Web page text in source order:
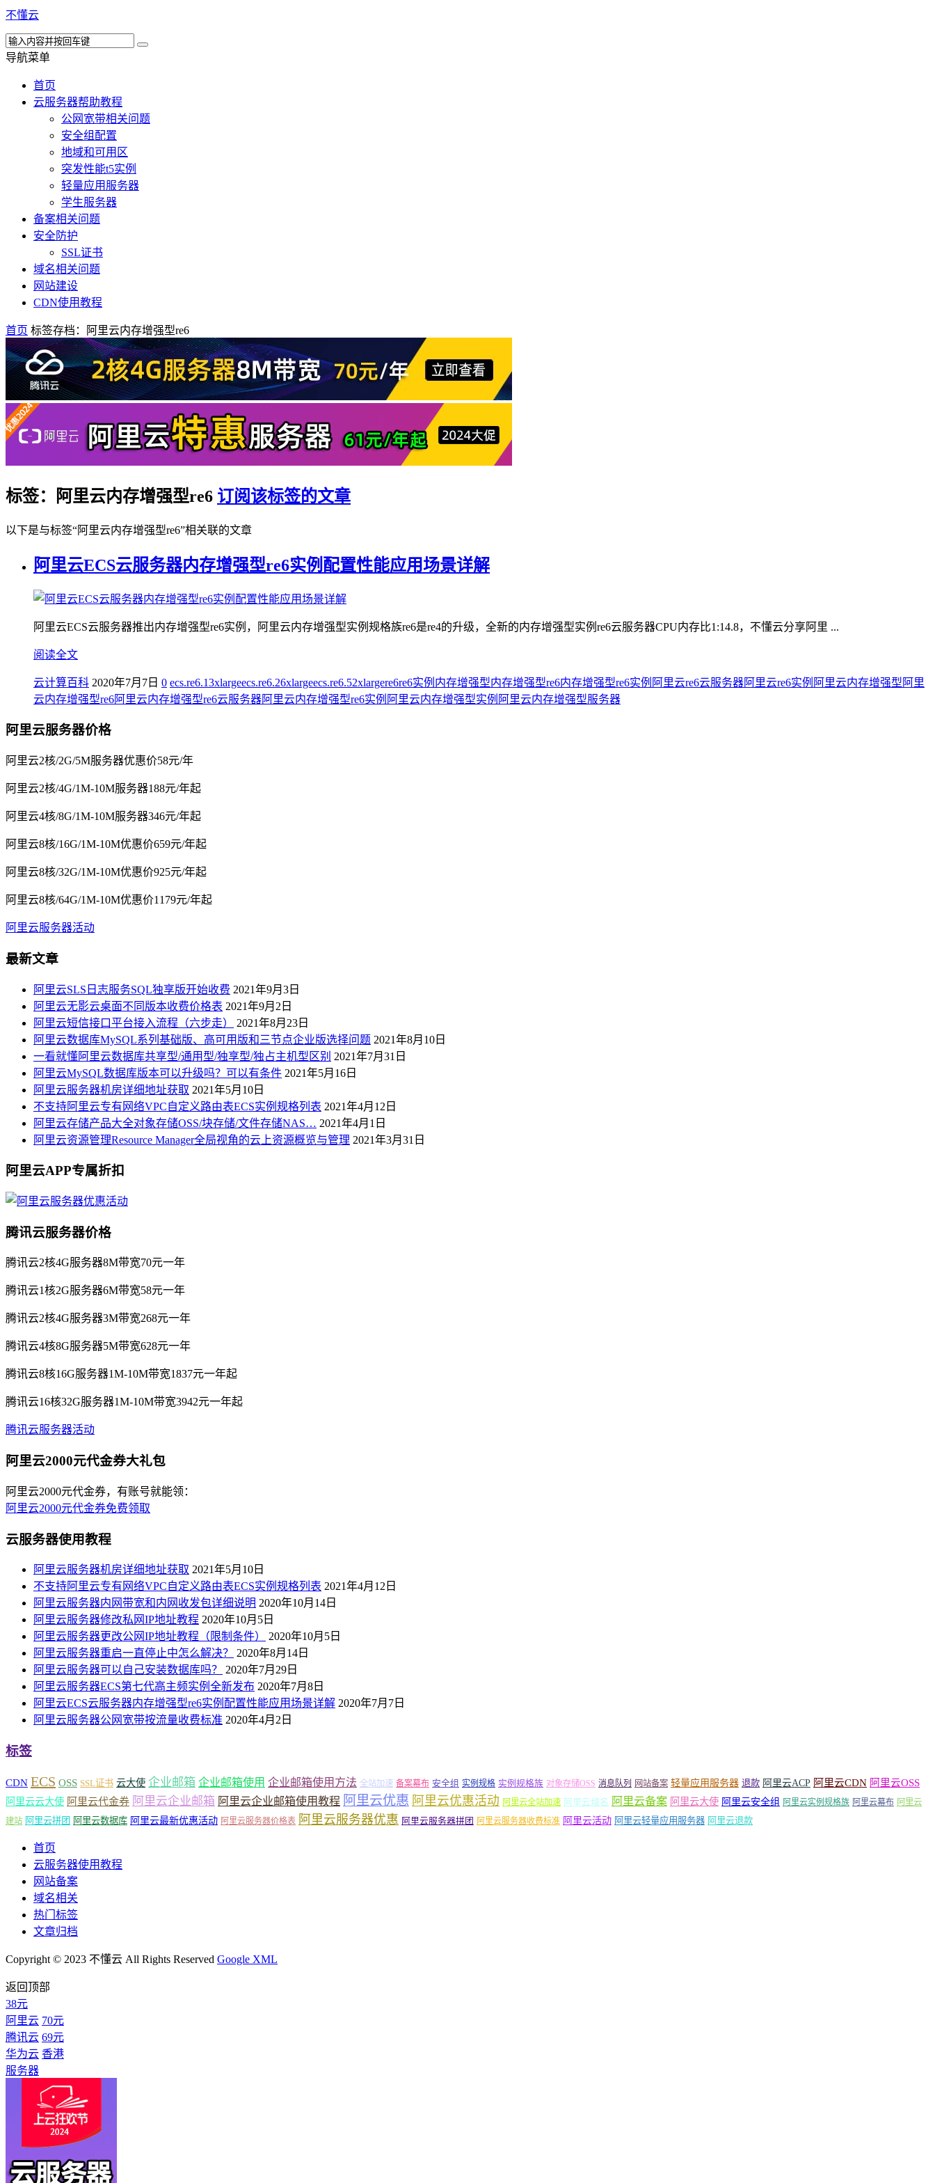
不懂云
导航菜单
首页
云服务器帮助教程
公网宽带相关问题
安全组配置
地域和可用区
突发性能t5实例
轻量应用服务器
学生服务器
备案相关问题
安全防护
SSL证书
域名相关问题
网站建设
CDN使用教程
首页 标签存档：阿里云内存增强型re6
标签：阿里云内存增强型re6 订阅该标签的文章
以下是与标签“阿里云内存增强型re6”相关联的文章
阿里云ECS云服务器内存增强型re6实例配置性能应用场景详解
阿里云ECS云服务器推出内存增强型re6实例，阿里云内存增强型实例规格族re6是re4的升级，全新的内存增强型实例re6云服务器CPU内存比1:14.8，不懂云分享阿里 ...
阅读全文
云计算百科 2020年7月7日 0 ecs.re6.13xlargeecs.re6.26xlargeecs.re6.52xlargere6re6实例 内存增强型内存增强型re6内存增强型re6实例 阿里云re6云服务器阿里云re6实例 阿里云内存增强型 阿里
云内存增强型re6阿里云内存增强型re6云服务器阿里云内存增强型re6实例 阿里云内存增强型实例 阿里云内存增强型服务器
阿里云服务器价格
阿里云2核/2G/5M服务器优惠价58元/年
阿里云2核/4G/1M-10M服务器188元/年起
阿里云4核/8G/1M-10M服务器346元/年起
阿里云8核/16G/1M-10M优惠价659元/年起
阿里云8核/32G/1M-10M优惠价925元/年起
阿里云8核/64G/1M-10M优惠价1179元/年起
阿里云服务器活动
最新文章
阿里云SLS日志服务SQL独享版开始收费 2021年9月3日
阿里云无影云桌面不同版本收费价格表 2021年9月2日
阿里云短信接口平台接入流程（六步走）
2021年8月23日
阿里云数据库MySQL系列基础版、高可用版和三节点企业版选择问题 2021年8月10日
一看就懂阿里云数据库共享型/通用型/独享型/独占主机型区别 2021年7月31日
阿里云MySQL数据库版本可以升级吗？可以有条件 2021年5月16日
阿里云服务器机房详细地址获取 2021年5月10日
不支持阿里云专有网络VPC自定义路由表ECS实例规格列表 2021年4月12日
阿里云存储产品大全对象存储OSS/块存储/文件存储NAS… 2021年4月1日
阿里云资源管理Resource Manager全局视角的云上资源概览与管理 2021年3月31日
阿里云APP专属折扣
腾讯云服务器价格
腾讯云2核4G服务器8M带宽70元一年
腾讯云1核2G服务器6M带宽58元一年
腾讯云2核4G服务器3M带宽268元一年
腾讯云4核8G服务器5M带宽628元一年
腾讯云8核16G服务器1M-10M带宽1837元一年起
腾讯云16核32G服务器1M-10M带宽3942元一年起
腾讯云服务器活动
阿里云2000元代金券大礼包
阿里云2000元代金券，有账号就能领：
阿里云2000元代金券免费领取
云服务器使用教程
阿里云服务器机房详细地址获取 2021年5月10日
不支持阿里云专有网络VPC自定义路由表ECS实例规格列表 2021年4月12日
阿里云服务器内网带宽和内网收发包详细说明 2020年10月14日
阿里云服务器修改私网IP地址教程 2020年10月5日
阿里云服务器更改公网IP地址教程（限制条件）
2020年10月5日
阿里云服务器重启一直停止中怎么解决？
2020年8月14日
阿里云服务器可以自己安装数据库吗？
2020年7月29日
阿里云服务器ECS第七代高主频实例全新发布 2020年7月8日
阿里云ECS云服务器内存增强型re6实例配置性能应用场景详解 2020年7月7日
阿里云服务器公网宽带按流量收费标准 2020年4月2日
标签
CDN ECS OSS SSL证书 云大使 企业邮箱 企业邮箱使用 企业邮箱使用方法 全站加速 备案幕布 安全组 实例规格 实例规格族 对象存储OSS 消息队列 网站备案 轻量应用服务器 退款 阿里云ACP 阿里云CDN 阿里云OSS
阿里云云大使 阿里云代金券 阿里云企业邮箱 阿里云企业邮箱使用教程 阿里云优惠 阿里云优惠活动 阿里云全站加速 阿里云域名 阿里云备案 阿里云大使 阿里云安全组 阿里云实例规格族 阿里云幕布 阿里云
建站 阿里云拼团 阿里云数据库 阿里云最新优惠活动 阿里云服务器价格表 阿里云服务器优惠 阿里云服务器拼团 阿里云服务器收费标准 阿里云活动 阿里云轻量应用服务器 阿里云退款
首页
云服务器使用教程
网站备案
域名相关
热门标签
文章归档
Copyright © 2023 不懂云 All Rights Reserved Google XML
返回顶部
38元
阿里云 70元
腾讯云 69元
华为云 香港
服务器